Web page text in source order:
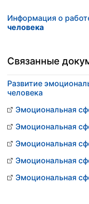
Информация о
человека
Связанные
Развитие
человека
Эмоциональная
Эмоциональная
Эмоциональная
Эмоциональная
Эмоциональная